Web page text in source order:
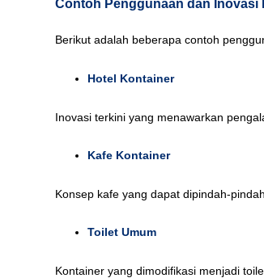
Contoh Penggunaan dan Inovasi
Berikut adalah beberapa contoh
Hotel Kontainer
Inovasi terkini yang menawarkan
Kafe Kontainer
Konsep kafe yang dapat dipindah-
Toilet Umum
Kontainer yang dimodifikasi menjadi